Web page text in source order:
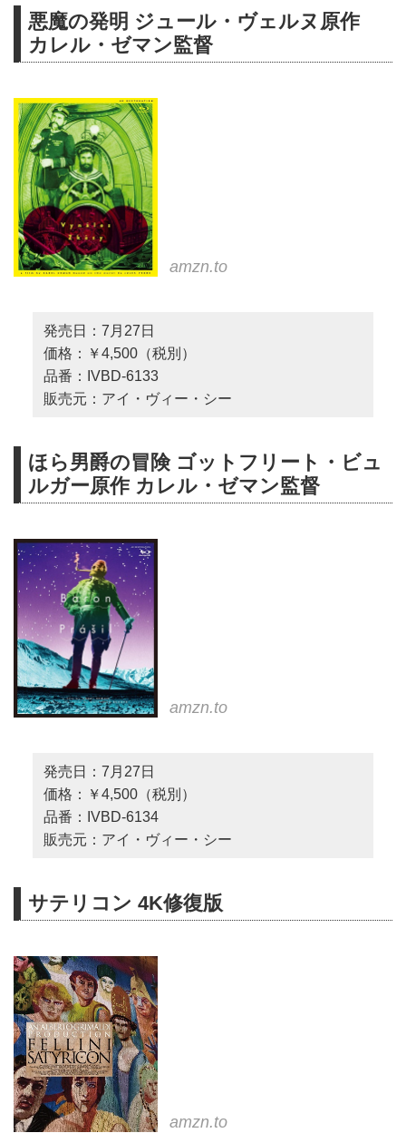
悪魔の発明 ジュール・ヴェルヌ原作
カレル・ゼマン監督
amzn.to
発売日：7月27日
価格：￥4,500（税別）
品番：IVBD-6133
販売元：アイ・ヴィー・シー
ほら男爵の冒険 ゴットフリート・ビュ
ルガー原作 カレル・ゼマン監督
amzn.to
発売日：7月27日
価格：￥4,500（税別）
品番：IVBD-6134
販売元：アイ・ヴィー・シー
サテリコン 4K修復版
amzn.to